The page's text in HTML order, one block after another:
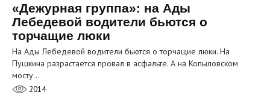
«Дежурная группа»: на Ады
Лебедевой водители бьются о
торчащие люки
На Ады Лебедевой водители бьются о торчащие люки. На
Пушкина разрастается провал в асфальте. А на Копыловском
мосту…
2014